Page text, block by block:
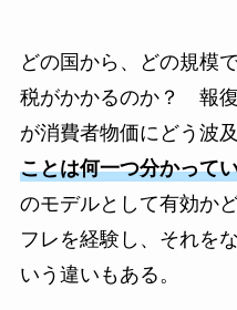
どの国から、どの規模
税がかかるのか？ 報
が消費者物価にどう波
ことは何一つ分かって
のモデルとして有効か
フレを経験し、それを
いう違いもある。